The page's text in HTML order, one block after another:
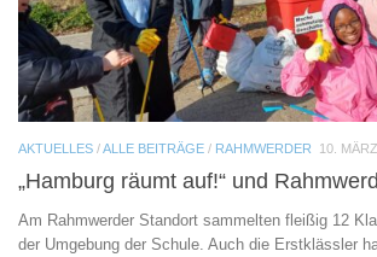
AKTUELLES /ALLE BEITRÄGE / RAHMWERDER 10.
„Hamburg räumt auf!“ und
Am Rahmwerder Standort sammelten fleißig 12
der Umgebung der Schule. Auch die Erstklässler